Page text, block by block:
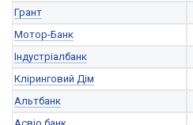
Грант
Мотор-Банк
Індустріалбанк
Кліринговий Дім
Альтбанк